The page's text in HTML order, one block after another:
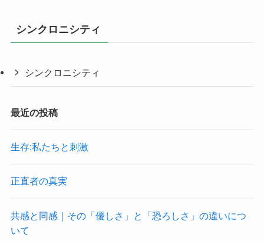
シンクロニシティ
シンクロニシティ
最近の投稿
生存:私たちと刺激
正直者の真実
共感と同感｜その「優しさ」と「恐ろしさ」の違いにつ
いて